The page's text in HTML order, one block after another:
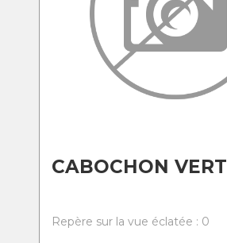
CABOCHON VERT
Repère sur la vue éclatée : 0